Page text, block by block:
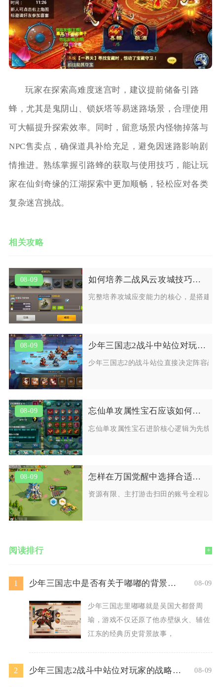
玩家在探索高难度迷宫时，建议提前储备引路
蜂，尤其是鬼阴山、锁妖塔等易迷路场景，合理使用
可大幅提升探索效率。同时，留意场景内怪物掉落与
NPC售卖点，确保道具补给充足，避免因迷路影响剧
情推进。熟练掌握引路蜂的获取与使用技巧，能让玩
家在仙剑奇缘的江湖探索中更加顺畅，轻松应对各类
复杂迷宫挑战。
相关攻略
08-09 如何培养二战风云攻城技巧的应变能力
完整培养攻城应变能力的核心，是搭建
08-09 少年三国志2战斗中站位对玩家的战略有何要求
少年三国志2的战斗站位直接决定阵容战
08-09 忘仙单攻属性宝石应该如何进阶
忘仙单攻属性宝石进阶核心逻辑为先统
08-09 怎样在万国觉醒中选择合适的骑兵等级
资源有限、主打游击扫田的账号全程以
阅读排行 +
1 少年三国志中是否有关于嘟嘟的背景故事 08-09
少年三国志里嘟嘟就是吴国大都督周
瑜，游戏不仅还原了他赤壁纵火、辅佐
江东的经典历史背景故事，
2 少年三国志2战斗中站位对玩家的战略有何要求 08-09